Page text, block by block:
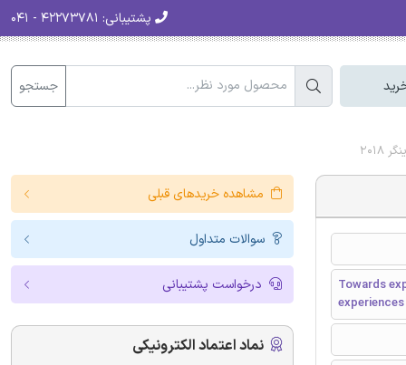
پشتیبانی:
جستجو
Towards
experiences
مشاهده خریدهای قبلی
سوالات متداول
درخواست پشتیبانی
نماد اعتماد الکترونیکی